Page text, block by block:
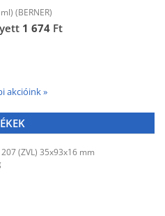
(BERNER)
1 674 Ft
akcióink »
207 (ZVL) 35x93x16 mm